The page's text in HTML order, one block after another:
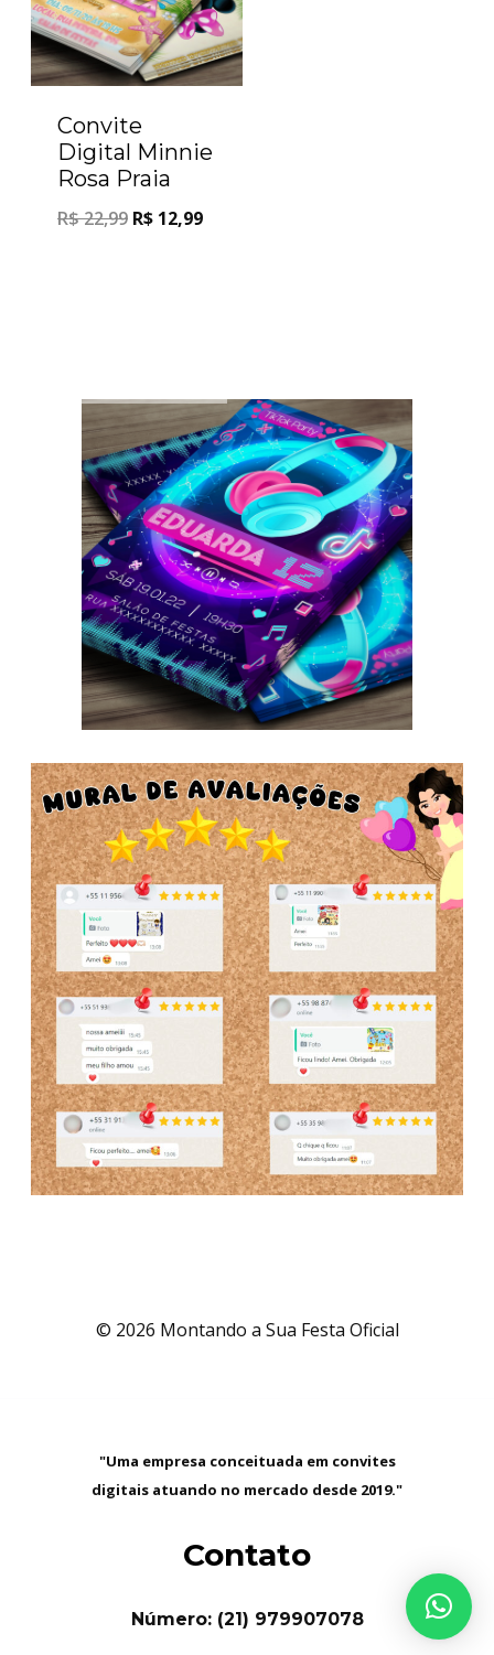
Convite
Digital Minnie
Rosa Praia
R$22,99 R$ 12,99
© 2026 Montando a Sua Festa Oficial
"Uma empresa conceituada em convites
digitais atuando no mercado desde 2019."
Contato
Número: (21) 979907078